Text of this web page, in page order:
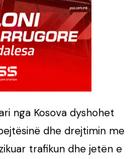
nga Kosova dyshohet
dhe drejtimin me
trafikun dhe jetën e